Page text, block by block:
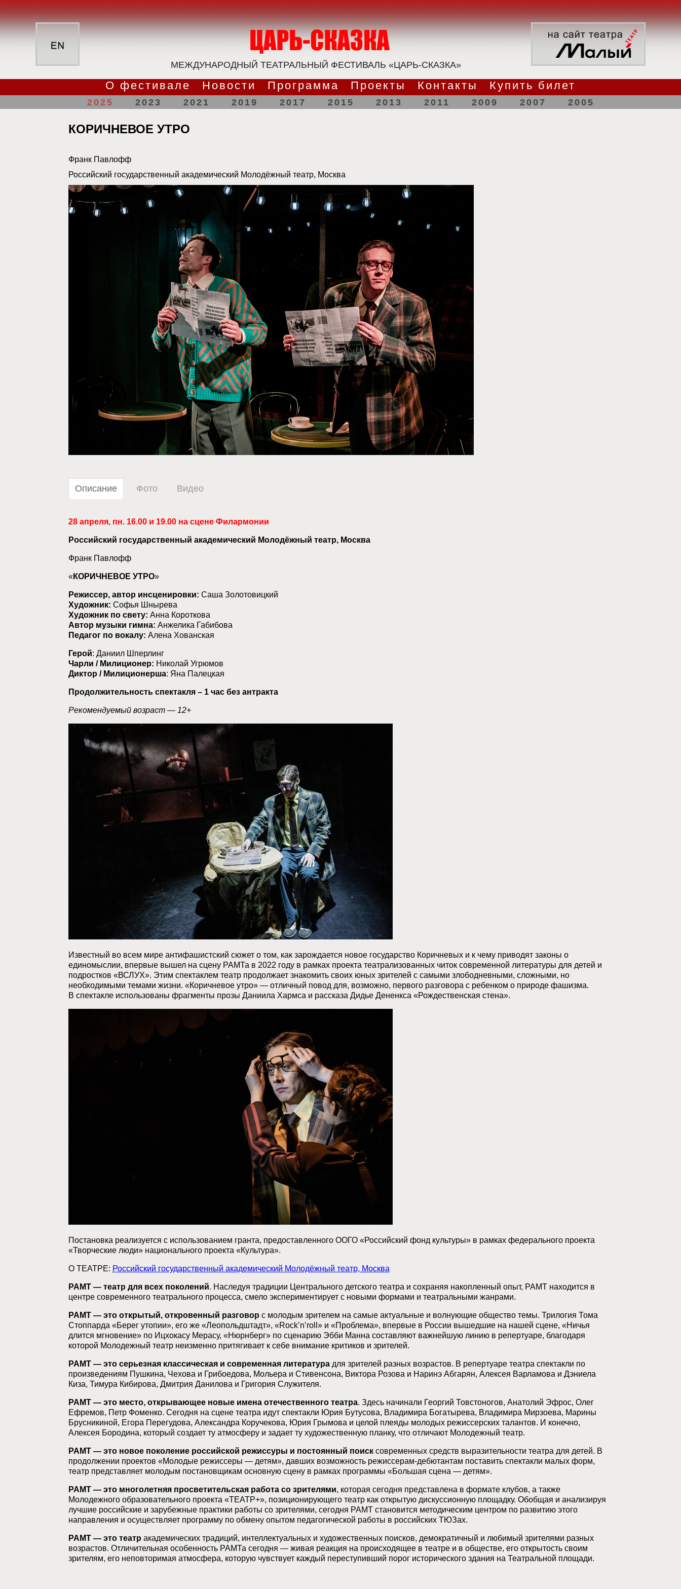
МЕЖДУНАРОДНЫЙ ТЕАТРАЛЬНЫЙ ФЕСТИВАЛЬ «ЦАРЬ-СКАЗКА»
О фестивале Новости Программа Проекты Контакты Купить билет
2025 2023 2021 2019 2017 2015 2013 2011 2009 2007 2005
КОРИЧНЕВОЕ УТРО
Франк Павлофф
Российский государственный академический Молодёжный театр, Москва
Описание Фото Видео
28 апреля, пн. 16.00 и 19.00 на сцене Филармонии
Российский государственный академический Молодёжный театр, Москва
Франк Павлофф
«КОРИЧНЕВОЕ УТРО»
Режиссер, автор инсценировки: Саша Золотовицкий
Художник: Софья Шнырева
Художник по свету: Анна Короткова
Автор музыки гимна: Анжелика Габибова
Педагог по вокалу: Алена Хованская
Герой: Даниил Шперлинг
Чарли / Милиционер: Николай Угрюмов
Диктор / Милиционерша: Яна Палецкая
Продолжительность спектакля – 1 час без антракта
Рекомендуемый возраст — 12+
Известный во всем мире антифашистский сюжет о том, как зарождается новое государство Коричневых и к чему приводят законы о
единомыслии, впервые вышел на сцену РАМТа в 2022 году в рамках проекта театрализованных читок современной литературы для детей и
подростков «ВСЛУХ». Этим спектаклем театр продолжает знакомить своих юных зрителей с самыми злободневными, сложными, но
необходимыми темами жизни. «Коричневое утро» — отличный повод для, возможно, первого разговора с ребенком о природе фашизма.
В спектакле использованы фрагменты прозы Даниила Хармса и рассказа Дидье Дененкса «Рождественская стена».
Постановка реализуется с использованием гранта, предоставленного ООГО «Российский фонд культуры» в рамках федерального проекта
«Творческие люди» национального проекта «Культура».
О ТЕАТРЕ: Российский государственный академический Молодёжный театр, Москва
РАМТ — театр для всех поколений. Наследуя традиции Центрального детского театра и сохраняя накопленный опыт, РАМТ находится в
центре современного театрального процесса, смело экспериментирует с новыми формами и театральными жанрами.
РАМТ — это открытый, откровенный разговор с молодым зрителем на самые актуальные и волнующие общество темы. Трилогия Тома
Стоппарда «Берег утопии», его же «Леопольдштадт», «Rock’n’roll» и «Проблема», впервые в России вышедшие на нашей сцене, «Ничья
длится мгновение» по Ицхокасу Мерасу, «Нюрнберг» по сценарию Эбби Манна составляют важнейшую линию в репертуаре, благодаря
которой Молодежный театр неизменно притягивает к себе внимание критиков и зрителей.
РАМТ — это серьезная классическая и современная литературадля зрителей разных возрастов. В репертуаре театра спектакли по
произведениям Пушкина, Чехова и Грибоедова, Мольера и Стивенсона, Виктора Розова и Наринэ Абгарян, Алексея Варламова и Дэниела
Киза, Тимура Кибирова, Дмитрия Данилова и Григория Служителя.
РАМТ — это место, открывающее новые имена отечественного театра. Здесь начинали Георгий Товстоногов, Анатолий Эфрос, Олег
Ефремов, Петр Фоменко. Сегодня на сцене театра идут спектакли Юрия Бутусова, Владимира Богатырева, Владимира Мирзоева, Марины
Брусникиной, Егора Перегудова, Александра Коручекова, Юрия Грымова и целой плеяды молодых режиссерских талантов. И конечно,
Алексея Бородина, который создает ту атмосферу и задает ту художественную планку, что отличают Молодежный театр.
РАМТ — это новое поколение российской режиссуры и постоянный поисксовременных средств выразительности театра для детей. В
продолжении проектов «Молодые режиссеры — детям», давших возможность режиссерам-дебютантам поставить спектакли малых форм,
театр представляет молодым постановщикам основную сцену в рамках программы «Большая сцена — детям».
РАМТ — это многолетняя просветительская работа со зрителями, которая сегодня представлена в формате клубов, а также
Молодежного образовательного проекта «ТЕАТР+», позиционирующего театр как открытую дискуссионную площадку. Обобщая и анализируя
лучшие российские и зарубежные практики работы со зрителями, сегодня РАМТ становится методическим центром по развитию этого
направления и осуществляет программу по обмену опытом педагогической работы в российских ТЮЗах.
РАМТ — это театр академических традиций, интеллектуальных и художественных поисков, демократичный и любимый зрителями разных
возрастов. Отличительная особенность РАМТа сегодня — живая реакция на происходящее в театре и в обществе, его открытость своим
зрителям, его неповторимая атмосфера, которую чувствует каждый переступивший порог исторического здания на Театральной площади.